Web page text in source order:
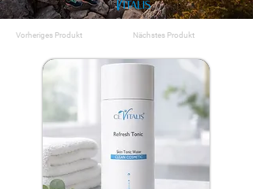
Vorheriges Produkt Nächstes Produkt